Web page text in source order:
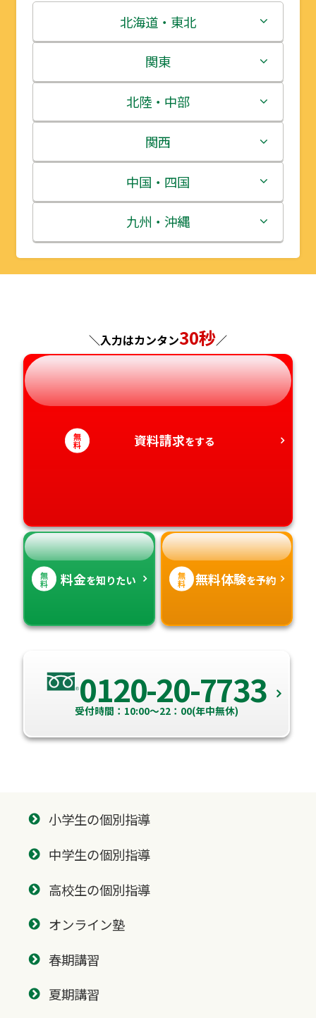
北海道・東北
北海道
青森県
岩手県
宮城県
秋田県
山形県
関東
茨城県
栃木県
群馬県
埼玉県
千葉県
神奈川県
北陸・中部
新潟県
富山県
石川県
福井県
長野県
岐阜県
関西
三重県
滋賀県
京都府
兵庫県
奈良県
中国・四国
鳥取県
島根県
広島県
山口県
高知県
九州・沖縄
福岡県
長崎県
熊本県
沖縄県
＼入力はカンタン30秒／
無
料 資料請求をする
無
料 料金を知りたい 無
料 無料体験を予約
0120-20-7733
受付時間：10:00～22：00(年中無休)
小学生の個別指導
中学生の個別指導
高校生の個別指導
オンライン塾
春期講習
夏期講習